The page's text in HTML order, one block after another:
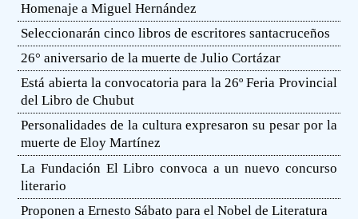
Homenaje a Miguel Hernández
Seleccionarán cinco libros de escritores santacruceños
26° aniversario de la muerte de Julio Cortázar
Está abierta la convocatoria para la 26º Feria Provincial
del Libro de Chubut
Personalidades de la cultura expresaron su pesar por la
muerte de Eloy Martínez
La Fundación El Libro convoca a un nuevo concurso
literario
Proponen a Ernesto Sábato para el Nobel de Literatura